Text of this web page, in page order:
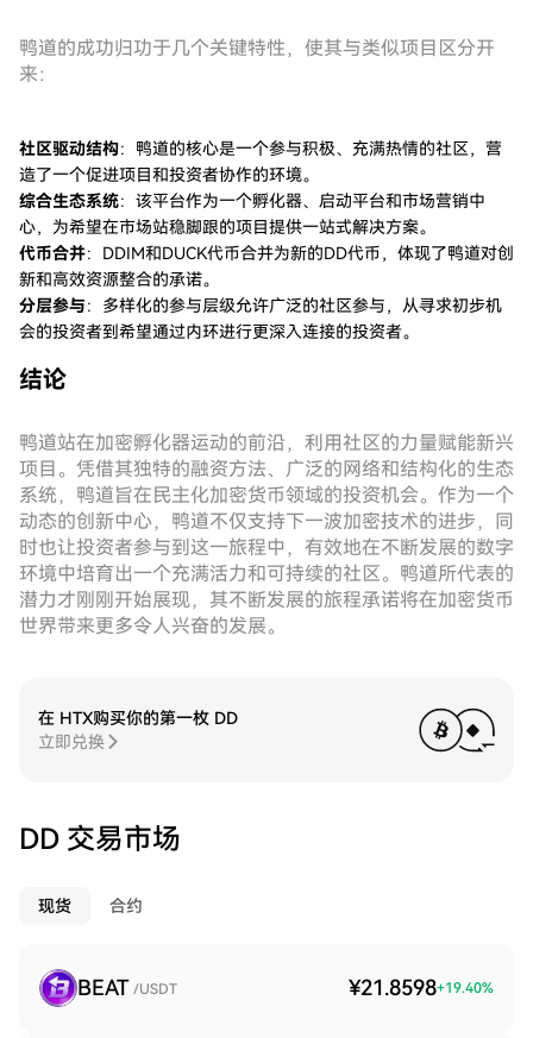
鸭道的成功归功于几个关键特性，使其与类似项目区分开
来：
社区驱动结构：鸭道的核心是一个参与积极、充满热情的社区，营
造了一个促进项目和投资者协作的环境。
综合生态系统：该平台作为一个孵化器、启动平台和市场营销中
心，为希望在市场站稳脚跟的项目提供一站式解决方案。
代币合并：DDIM和DUCK代币合并为新的DD代币，体现了鸭道对创
新和高效资源整合的承诺。
分层参与：多样化的参与层级允许广泛的社区参与，从寻求初步机
会的投资者到希望通过内环进行更深入连接的投资者。
结论
鸭道站在加密孵化器运动的前沿，利用社区的力量赋能新兴
项目。凭借其独特的融资方法、广泛的网络和结构化的生态
系统，鸭道旨在民主化加密货币领域的投资机会。作为一个
动态的创新中心，鸭道不仅支持下一波加密技术的进步，同
时也让投资者参与到这一旅程中，有效地在不断发展的数字
环境中培育出一个充满活力和可持续的社区。鸭道所代表的
潜力才刚刚开始展现，其不断发展的旅程承诺将在加密货币
世界带来更多令人兴奋的发展。
在 HTX购买你的第一枚 DD
立即兑换
DD 交易市场
现货 合约
BEAT /USDT ¥21.8598+19.40%